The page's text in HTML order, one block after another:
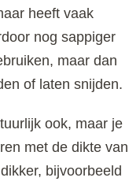
heeft vaak
nog sappiger
maar dan
of laten snijden.
ook, maar je
met de dikte van
bijvoorbeeld